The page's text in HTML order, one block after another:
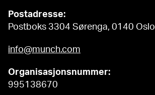
Postadresse:
Postboks 3304 Sørenga, 0140 Oslo
info@munch.com
Organisasjonsnummer:
995138670